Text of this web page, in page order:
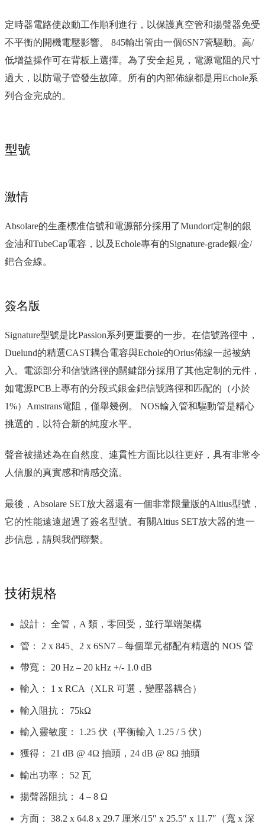
定時器電路使啟動工作順利進行，以保護真空管和揚聲器免受
不平衡的開機電壓影響。 845輸出管由一個6SN7管驅動。高/
低增益操作可在背板上選擇。為了安全起見，電源電阻的尺寸
過大，以防電子管發生故障。所有的內部佈線都是用Echole系
列合金完成的。
型號
激情
Absolare的生產標准信號和電源部分採用了Mundorf定制的銀
金油和TubeCap電容，以及Echole專有的Signature-grade銀/金/
鈀合金線。
簽名版
Signature型號是比Passion系列更重要的一步。在信號路徑中，
Duelund的精選CAST耦合電容與Echole的Orius佈線一起被納
入。電源部分和信號路徑的關鍵部分採用了其他定制的元件，
如電源PCB上專有的分段式銀金鈀信號路徑和匹配的（小於
1%）Amstrans電阻，僅舉幾例。 NOS輸入管和驅動管是精心
挑選的，以符合新的純度水平。
聲音被描述為在自然度、連貫性方面比以往更好，具有非常令
人信服的真實感和情感交流。
最後，Absolare SET放大器還有一個非常限量版的Altius型號，
它的性能遠遠超過了簽名型號。有關Altius SET放大器的進一
步信息，請與我們聯繫。
技術規格
設計： 全管，A 類，零回受，並行單端架構
管： 2 x 845、2 x 6SN7 – 每個單元都配有精選的 NOS 管
帶寬： 20 Hz – 20 kHz +/- 1.0 dB
輸入： 1 x RCA（XLR 可選，變壓器耦合）
輸入阻抗： 75kΩ
輸入靈敏度： 1.25 伏（平衡輸入 1.25 / 5 伏）
獲得： 21 dB @ 4Ω 抽頭，24 dB @ 8Ω 抽頭
輸出功率： 52 瓦
揚聲器阻抗： 4 – 8 Ω
方面： 38.2 x 64.8 x 29.7 厘米/15″ x 25.5″ x 11.7″（寬 x 深